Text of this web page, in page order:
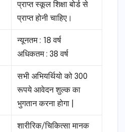
प्राप्त स्कूल शिक्षा बोर्ड से
प्राप्त होनी चाहिए।
न्यूनतम : 18 वर्ष
अधिकतम : 38 वर्ष
सभी अभियर्थियो को 300
रूपये आवेदन शुल्क का
भुगतान करना होगा |
शारीरिक/चिकित्सा मानक